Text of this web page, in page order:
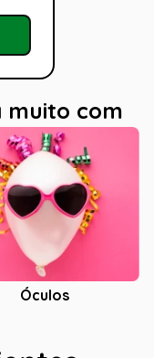
muito com
Óculos